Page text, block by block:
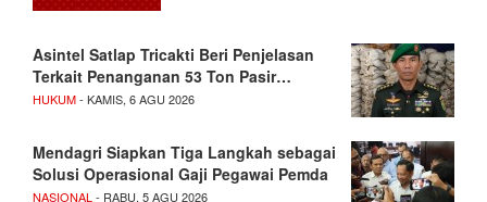
Asintel Satlap Tricakti Beri Penjelasan
Terkait Penanganan 53 Ton Pasir…
HUKUM- KAMIS, 6 AGU 2026
Mendagri Siapkan Tiga Langkah sebagai
Solusi Operasional Gaji Pegawai Pemda
NASIONAL - RABU, 5 AGU 2026